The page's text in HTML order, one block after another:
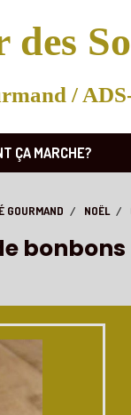
/
ÇA MARCHE?
GOURMAND NOËL